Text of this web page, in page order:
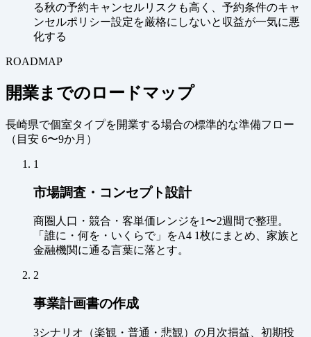
る秋の予約キャンセルリスクも高く、予約条件のキャ
ンセルポリシー設定を厳格にしないと収益が一気に悪
化する
ROADMAP
開業までのロードマップ
長崎県で個室タイプを開業する場合の標準的な準備フロー
（ 目安 6〜9か月 ）
1
市場調査・コンセプト設計
商圏人口・競合・客単価レンジを1〜2週間で整理。
「誰に・何を・いくらで」をA4 1枚にまとめ、家族と
金融機関に通る言葉に落とす。
2
事業計画書の作成
3シナリオ（楽観・普通・悲観）の月次損益、初期投